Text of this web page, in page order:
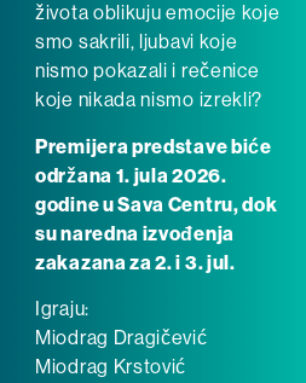
života oblikuju emocije koje
smo sakrili, ljubavi koje
nismo pokazali i rečenice
koje nikada nismo izrekli?
Premijera predstave biće
održana 1. jula 2026.
godine u Sava Centru, dok
su naredna izvođenja
zakazana za 2. i 3. jul.
Igraju:
Miodrag Dragičević
Miodrag Krstović